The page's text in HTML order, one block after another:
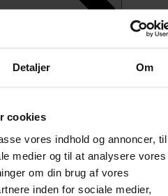
Detaljer Om
cookies
vores indhold og annoncer,
medier og til at analysere vores
om din brug af vores
inden for sociale medier,